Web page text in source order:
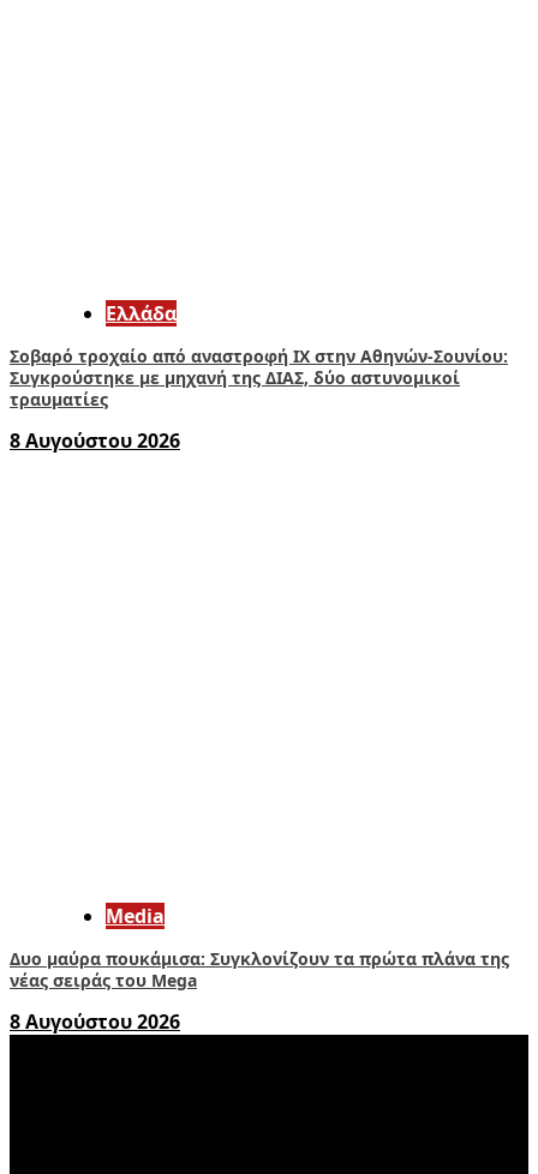
Ελλάδα
Σοβαρό τροχαίο από αναστροφή ΙΧ στην Αθηνών-Σουνίου:
Συγκρούστηκε με μηχανή της ΔΙΑΣ, δύο αστυνομικοί
τραυματίες
8 Αυγούστου 2026
Media
Δυο μαύρα πουκάμισα: Συγκλονίζουν τα πρώτα πλάνα της
νέας σειράς του Mega
8 Αυγούστου 2026